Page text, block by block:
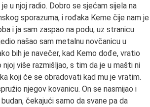
u njoj radio. Dobro se sjećam sijela na
sporazuma, i rođaka Keme čije nam je
i ja sam zaspao na podu, uz stranicu
našao sam metalnu novčanicu u
bih je navečer, kad Kemo dođe, vratio
više razmišljao, s tim da je u mašti ni
koji će se obradovati kad mu je vratim.
njegov kovanicu. On se nasmijao i
čekajući samo da svane pa da